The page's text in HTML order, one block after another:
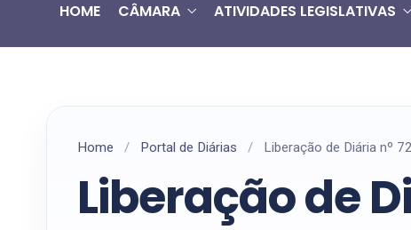
HOME CÂMARA ATIVIDADES LEGISLATIVAS
Home / Portal de Diárias / Liberação de Diária nº
Liberação de